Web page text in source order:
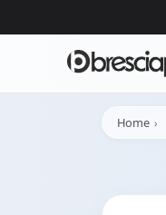
Home